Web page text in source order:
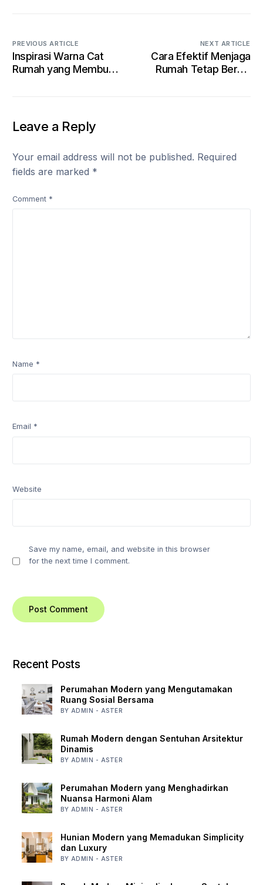
PREVIOUS ARTICLE
Inspirasi Warna Cat
Rumah yang Membuat
NEXT ARTICLE
Cara Efektif Menjaga
Rumah Tetap Bersih
Leave a Reply
Your email address will not be published. Required
fields are marked *
Comment *
Name *
Email *
Website
Save my name, email, and website in this browser
for the next time I comment.
Recent Posts
Perumahan Modern yang Mengutamakan
Ruang Sosial Bersama
BY ADMIN - ASTER
Rumah Modern dengan Sentuhan Arsitektur
Dinamis
BY ADMIN - ASTER
Perumahan Modern yang Menghadirkan
Nuansa Harmoni Alam
BY ADMIN - ASTER
Hunian Modern yang Memadukan Simplicity
dan Luxury
BY ADMIN - ASTER